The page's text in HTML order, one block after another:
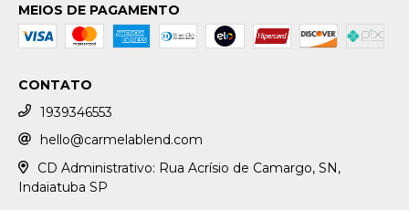
MEIOS DE PAGAMENTO
CONTATO
1939346553
hello@carmelablend.com
CD Administrativo: Rua Acrísio de Camargo, SN,
Indaiatuba SP